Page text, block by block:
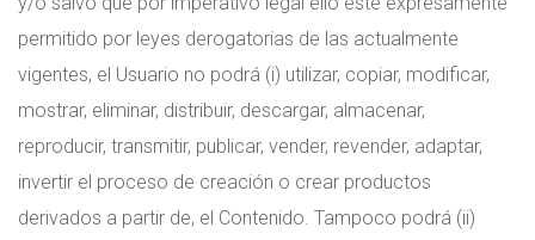
permitido por leyes derogatorias de las actualmente
vigentes, el Usuario no podrá (i) utilizar, copiar, modificar,
mostrar, eliminar, distribuir, descargar, almacenar,
reproducir, transmitir, publicar, vender, revender, adaptar,
invertir el proceso de creación o crear productos
derivados a partir de, el Contenido. Tampoco podrá (ii)